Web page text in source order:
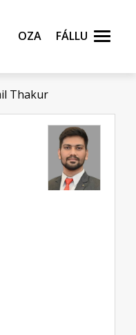
Oza
Fállu
Thakur